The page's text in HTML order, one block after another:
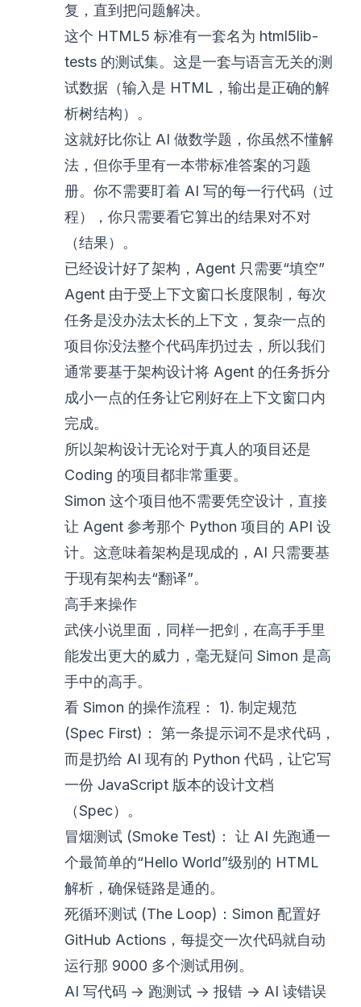
复，直到把问题解决。
这个 HTML5 标准有一套名为 html5lib-
tests 的测试集。这是一套与语言无关的测
试数据（输入是 HTML，输出是正确的解
析树结构）。
这就好比你让 AI 做数学题，你虽然不懂解
法，但你手里有一本带标准答案的习题
册。你不需要盯着 AI 写的每一行代码（过
程），你只需要看它算出的结果对不对
（结果）。
已经设计好了架构，Agent 只需要“填空”
Agent 由于受上下文窗口长度限制，每次
任务是没办法太长的上下文，复杂一点的
项目你没法整个代码库扔过去，所以我们
通常要基于架构设计将 Agent 的任务拆分
成小一点的任务让它刚好在上下文窗口内
完成。
所以架构设计无论对于真人的项目还是
Coding 的项目都非常重要。
Simon 这个项目他不需要凭空设计，直接
让 Agent 参考那个 Python 项目的 API 设
计。这意味着架构是现成的，AI 只需要基
于现有架构去“翻译”。
高手来操作
武侠小说里面，同样一把剑，在高手手里
能发出更大的威力，毫无疑问 Simon 是高
手中的高手。
看 Simon 的操作流程： 1). 制定规范
(Spec First)： 第一条提示词不是求代码，
而是扔给 AI 现有的 Python 代码，让它写
一份 JavaScript 版本的设计文档
（Spec）。
冒烟测试 (Smoke Test)： 让 AI 先跑通一
个最简单的“Hello World”级别的 HTML
解析，确保链路是通的。
死循环测试 (The Loop)：Simon 配置好
GitHub Actions，每提交一次代码就自动
运行那 9000 多个测试用例。
AI 写代码 -> 跑测试 -> 报错 -> AI 读错误